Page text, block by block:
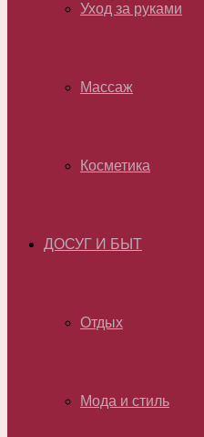
Уход за руками
Массаж
Косметика
ДОСУГ И БЫТ
Отдых
Мода и стиль